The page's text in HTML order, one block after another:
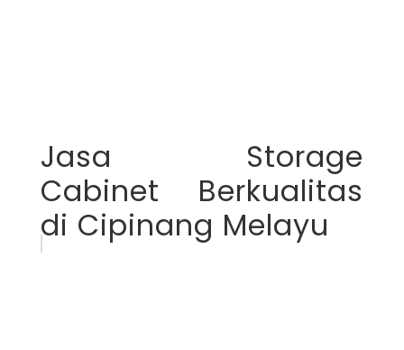
Jasa Storage
Cabinet Berkualitas
di Cipinang Melayu